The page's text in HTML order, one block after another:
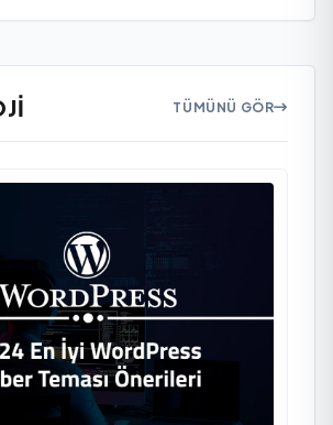
TÜMÜNÜ GÖR